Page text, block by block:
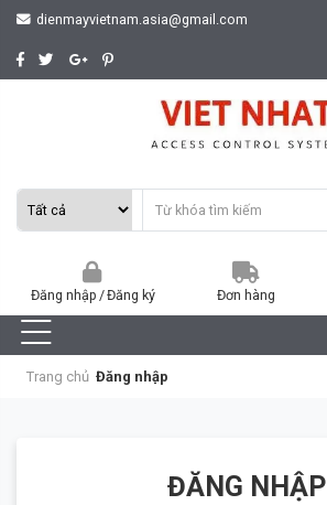
dienmayvietnam.asia@gmail.com
Đăng nhập /Đăng ký Đơn hàng
Trang chủ Đăng nhập
ĐĂNG NHẬP